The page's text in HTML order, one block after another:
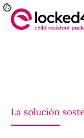
Está aquí: Inicio >
La solución